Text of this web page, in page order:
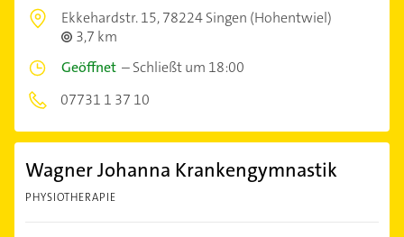
Ekkehardstr. 15,78224 Singen (Hohentwiel)
3,7 km
Geöffnet –Schließt um 18:00
07731 1 37 10
Wagner Johanna Krankengymnastik
PHYSIOTHERAPIE